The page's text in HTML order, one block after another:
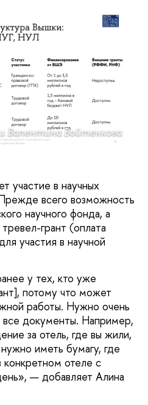
Валентина Войтенкова
участие в научных
всего возможность
научного фонда, а
грант (оплата
участия в научной
у тех, кто уже
потому что может
работы. Нужно очень
все документы. Например,
за отель, где вы жили,
иметь бумагу, где
конкретном отеле с
— добавляет Алина